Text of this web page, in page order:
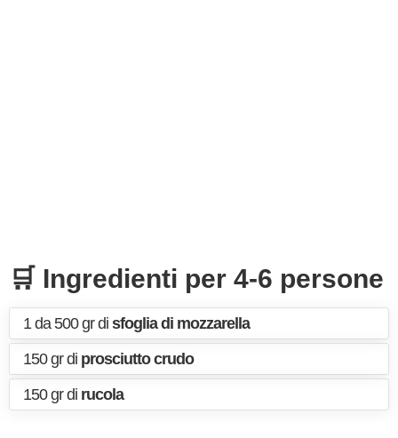
🛒 Ingredienti per 4-6 persone
1 da 500 gr di sfoglia di mozzarella
150 gr di prosciutto crudo
150 gr di rucola